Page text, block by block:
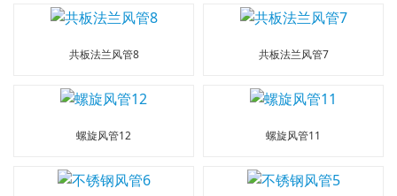
共板法兰风管8 共板法兰风管7
螺旋风管12 螺旋风管11